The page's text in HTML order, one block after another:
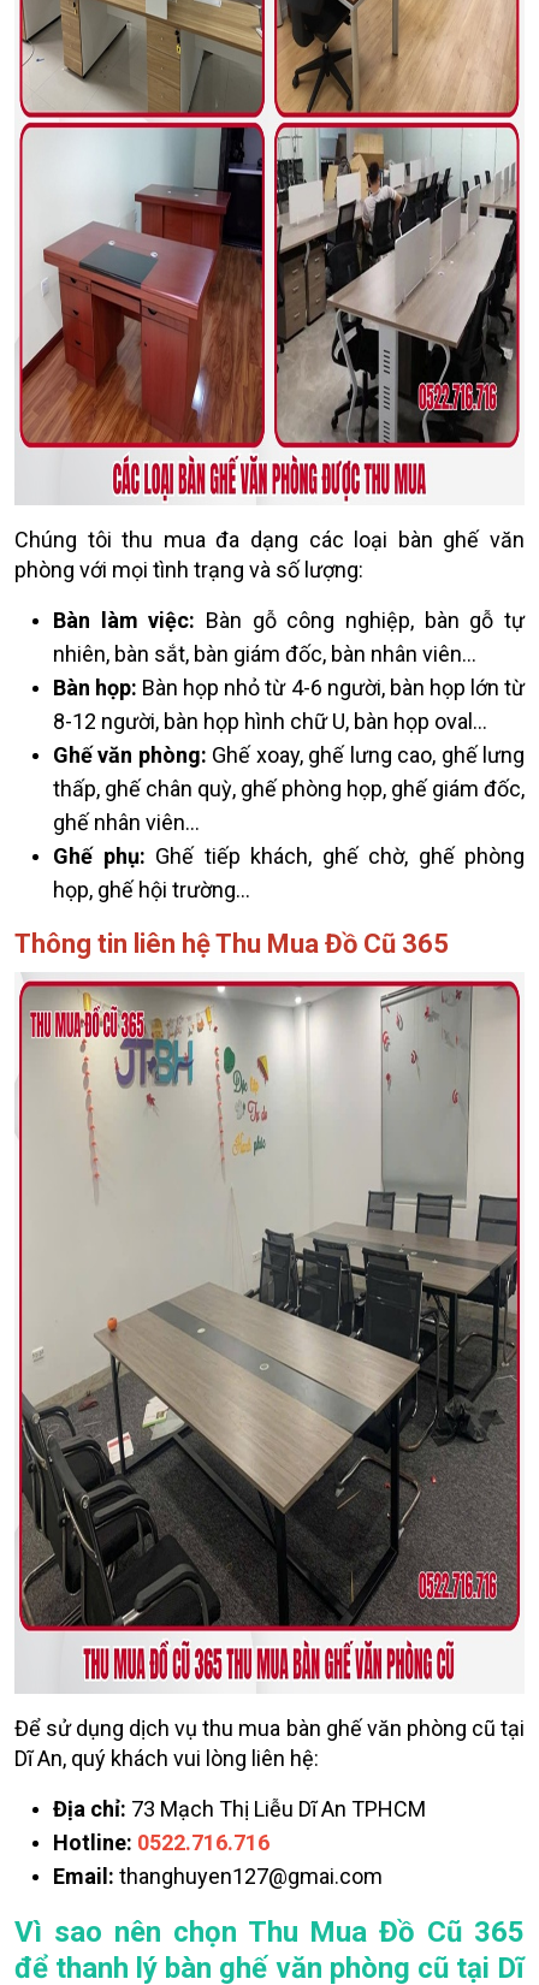
Chúng tôi thu mua đa dạng các loại bàn ghế văn
phòng với mọi tình trạng và số lượng:
Bàn làm việc: Bàn gỗ công nghiệp, bàn gỗ tự
nhiên, bàn sắt, bàn giám đốc, bàn nhân viên…
Bàn họp: Bàn họp nhỏ từ 4-6 người, bàn họp lớn từ
8-12 người, bàn họp hình chữ U, bàn họp oval…
Ghế văn phòng: Ghế xoay, ghế lưng cao, ghế lưng
thấp, ghế chân quỳ, ghế phòng họp, ghế giám đốc,
ghế nhân viên…
Ghế phụ: Ghế tiếp khách, ghế chờ, ghế phòng
họp, ghế hội trường…
Thông tin liên hệ Thu Mua Đồ Cũ 365
Để sử dụng dịch vụ thu mua bàn ghế văn phòng cũ tại
Dĩ An, quý khách vui lòng liên hệ:
Địa chỉ: 73 Mạch Thị Liễu Dĩ An TPHCM
Hotline: 0522.716.716
Email: thanghuyen127@gmai.com
Vì sao nên chọn Thu Mua Đồ Cũ 365
để thanh lý bàn ghế văn phòng cũ tại Dĩ